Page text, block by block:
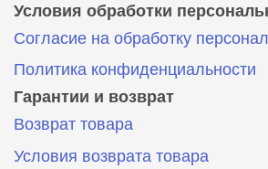
Условия обработки
Согласие на обработку
Политика конфиденциальности
Гарантии и возврат
Возврат товара
Условия возврата товара